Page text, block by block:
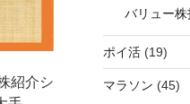
紹介シ
バリュー
ポイ活(19)
マラソン (45)